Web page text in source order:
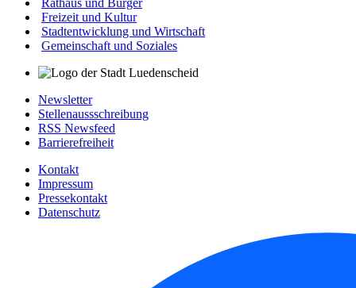
Rathaus und Bürger
Freizeit und Kultur
Stadtentwicklung und Wirtschaft
Gemeinschaft und Soziales
Newsletter
Stellenaussschreibung
RSS Newsfeed
Barrierefreiheit
Kontakt
Impressum
Pressekontakt
Datenschutz